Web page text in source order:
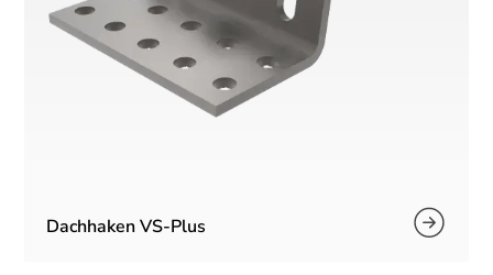
Dachhaken VS-Plus